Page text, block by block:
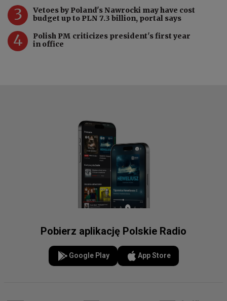
3
Vetoes by Poland's Nawrocki may have cost
budget up to PLN 7.3 billion, portal says
4
Polish PM criticizes president's first year
in office
Pobierz aplikację Polskie Radio
Google Play App Store